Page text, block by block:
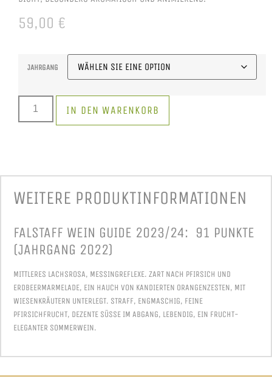
59,00 €
JAHRGANG
IN DEN WARENKORB
WEITERE PRODUKT­INFORMATIONEN
FALSTAFF WEIN GUIDE 2023/24: 91 PUNKTE
(JAHRGANG 2022)
MITTLERES LACHSROSA, MESSINGREFLEXE. ZART NACH PFIRSICH UND
ERDBEERMARMELADE, EIN HAUCH VON KANDIERTEN ORANGENZESTEN, MIT
WIESENKRÄUTERN UNTERLEGT. STRAFF, ENGMASCHIG, FEINE
PFIRSICHFRUCHT, DEZENTE SÜSSE IM ABGANG, LEBENDIG, EIN FRUCHT-E
LEGANTER SOMMERWEIN.